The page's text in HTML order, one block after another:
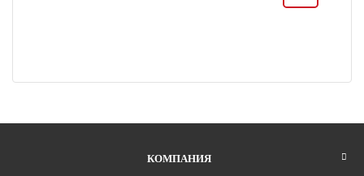
КОМПАНИЯ